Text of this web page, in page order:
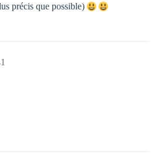
précis que possible)